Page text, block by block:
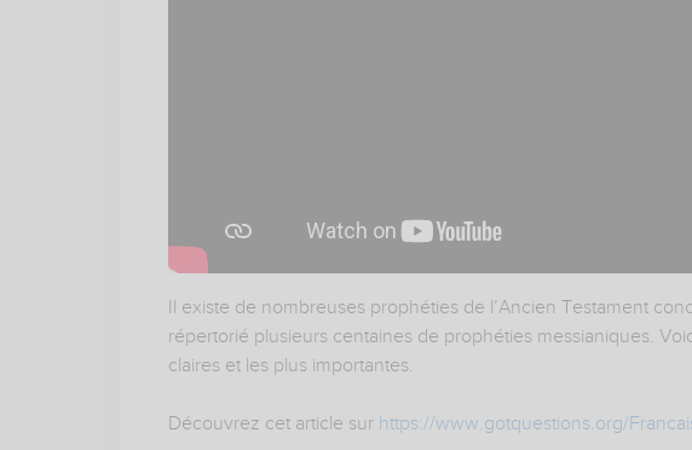
Il existe de nombreuses prophéties de l’Ancien Testament
répertorié plusieurs centaines de prophéties messianiques.
claires et les plus importantes.
Découvrez cet article sur https://www.gotquestions.org/